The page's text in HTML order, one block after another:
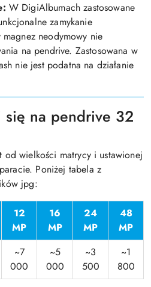
W DigiAlbumach zastosowane
zamykanie
magnez neodymowy nie
na pendrive. Zastosowana w
nie jest podatna na działanie
się na pendrive 32
od wielkości matrycy i ustawionej
Poniżej tabela z
jpg:
12
MP
16
MP
24
MP
48
MP
~7
000
~5
000
~3
500
~1
800